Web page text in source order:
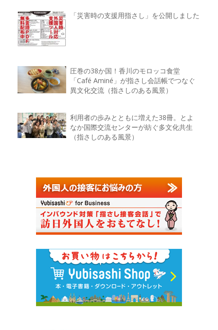
「災害時の支援用指さし」を公開しました
圧巻の38か国！香川のモロッコ食堂
「Café Aminé」が指さし会話帳でつなぐ
異文化交流（指さしのある風景）
利用者の歩みとともに増えた38冊。とよ
なか国際交流センターが紡ぐ多文化共生
（指さしのある風景）